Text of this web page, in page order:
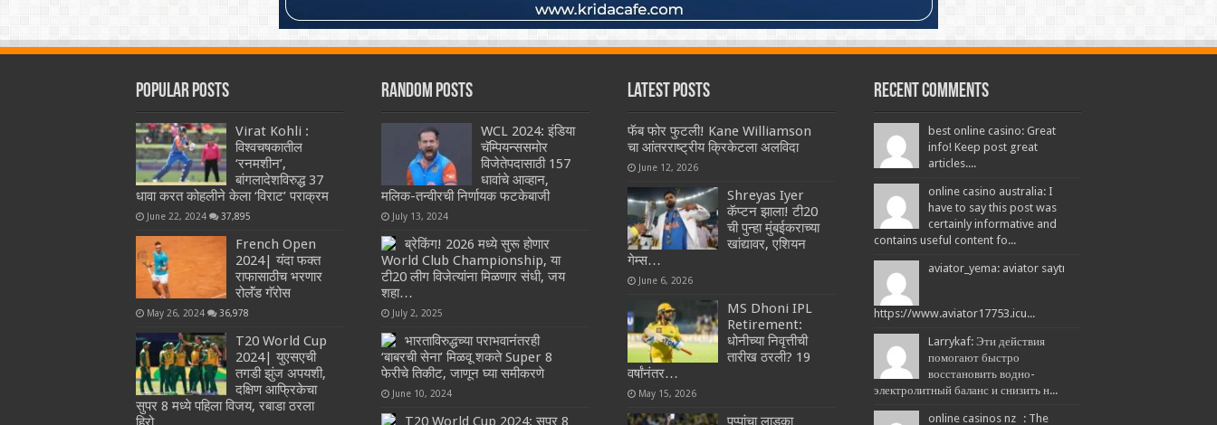
Popular Posts
Virat Kohli :
विश्वचषकातील
‘रनमशीन’,
बांगलादेशविरुद्ध 37
धावा करत कोहलीने केला ‘विराट’ पराक्रम
June 22, 2024 37,895
French Open
2024| यंदा फक्त
राफासाठीच भरणार
रोलॅंड गॅरोस
May 26, 2024 36,978
T20 World Cup
2024| युएसएची
तगडी झुंज अपयशी,
दक्षिण आफ्रिकेचा
सुपर 8 मध्ये पहिला विजय, रबाडा ठरला
Random Posts
WCL 2024: इंडिया
चॅम्पियन्ससमोर
विजेतेपदासाठी 157
धावांचे आव्हान,
मलिक-तन्वीरची निर्णायक फटकेबाजी
July 13, 2024
ब्रेकिंग! 2026 मध्ये सुरू होणार
World Club Championship, या
टी20 लीग विजेत्यांना मिळणार संधी, जय
शहा…
July 2, 2025
भारताविरुद्धच्या पराभवानंतरही
‘बाबरची सेना’ मिळवू शकते Super 8
फेरीचे तिकीट, जाणून घ्या समीकरणे
June 10, 2024
T20 World Cup 2024: सुपर 8
Latest Posts
फॅब फोर फुटली! Kane Williamson
चा आंतरराष्ट्रीय क्रिकेटला अलविदा
June 12, 2026
Shreyas Iyer
कॅप्टन झाला! टी20
ची पुन्हा मुंबईकराच्या
खांद्यावर, एशियन
गेम्स…
June 6, 2026
MS Dhoni IPL
Retirement:
धोनीच्या निवृत्तीची
तारीख ठरली? 19
वर्षांनंतर…
May 15, 2026
पप्पांचा लाडका
Recent Comments
best online casino: Great
info! Keep post great
articles....
online casino australia: I
have to say this post was
certainly informative and
contains useful content fo...
aviator_yema: aviator saytı
https://www.aviator17753.icu...
Larrykaf: Эти действия
помогают быстро
восстановить водно-
электролитный баланс и снизить н...
online casinos nz : The